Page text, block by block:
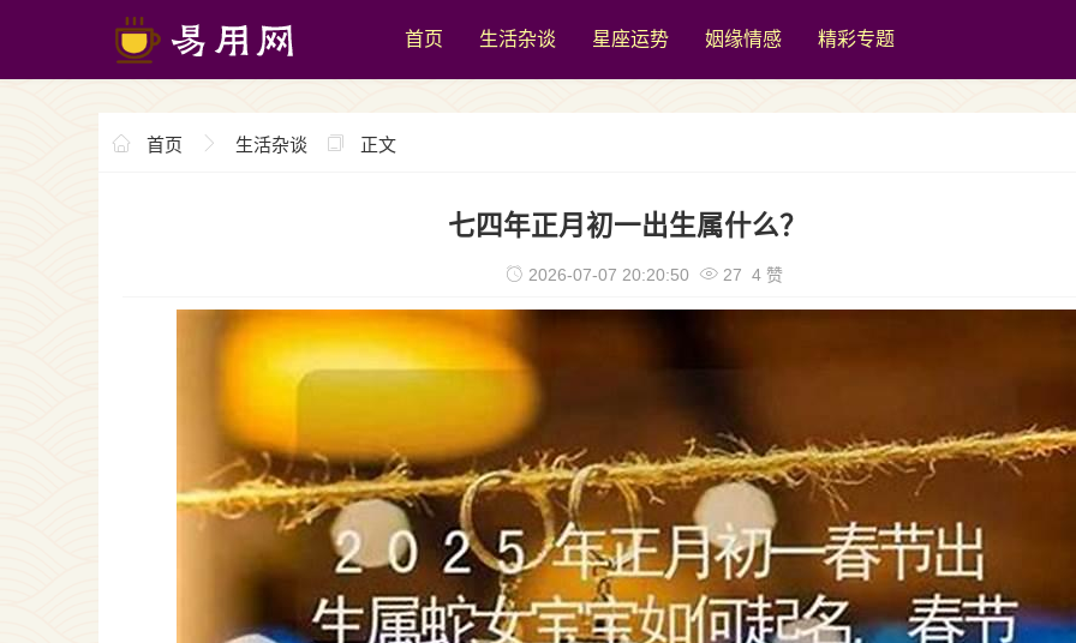
首页 生活杂谈 星座运势 姻缘情感 精彩专题
首页 生活杂谈 正文
七四年正月初一出生属什么？
2026-07-07 20:20:50 27 4 赞